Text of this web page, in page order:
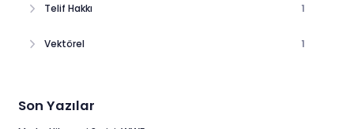
Telif Hakkı 1
Vektörel 1
Son Yazılar